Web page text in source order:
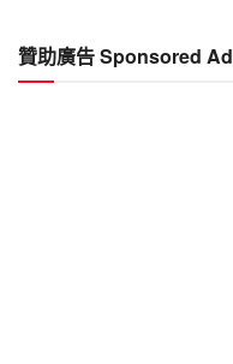
贊助廣告 Sponsored Ad